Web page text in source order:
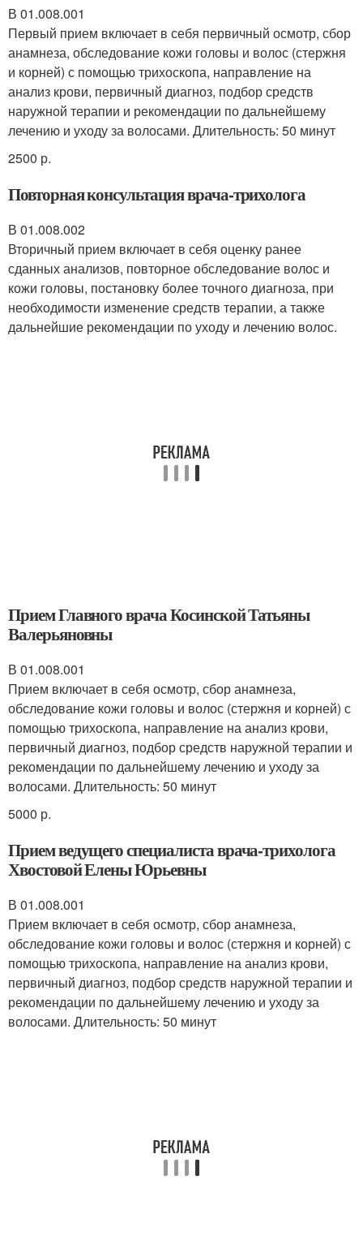
В 01.008.001
Первый прием включает в себя первичный осмотр, сбор
анамнеза, обследование кожи головы и волос (стержня
и корней) с помощью трихоскопа, направление на
анализ крови, первичный диагноз, подбор средств
наружной терапии и рекомендации по дальнейшему
лечению и уходу за волосами. Длительность: 50 минут
2500 р.
Повторная консультация врача-трихолога
В 01.008.002
Вторичный прием включает в себя оценку ранее
сданных анализов, повторное обследование волос и
кожи головы, постановку более точного диагноза, при
необходимости изменение средств терапии, а также
дальнейшие рекомендации по уходу и лечению волос.
Прием Главного врача Косинской Татьяны
Валерьяновны
В 01.008.001
Прием включает в себя осмотр, сбор анамнеза,
обследование кожи головы и волос (стержня и корней) с
помощью трихоскопа, направление на анализ крови,
первичный диагноз, подбор средств наружной терапии и
рекомендации по дальнейшему лечению и уходу за
волосами. Длительность: 50 минут
5000 р.
Прием ведущего специалиста врача-трихолога
Хвостовой Елены Юрьевны
В 01.008.001
Прием включает в себя осмотр, сбор анамнеза,
обследование кожи головы и волос (стержня и корней) с
помощью трихоскопа, направление на анализ крови,
первичный диагноз, подбор средств наружной терапии и
рекомендации по дальнейшему лечению и уходу за
волосами. Длительность: 50 минут